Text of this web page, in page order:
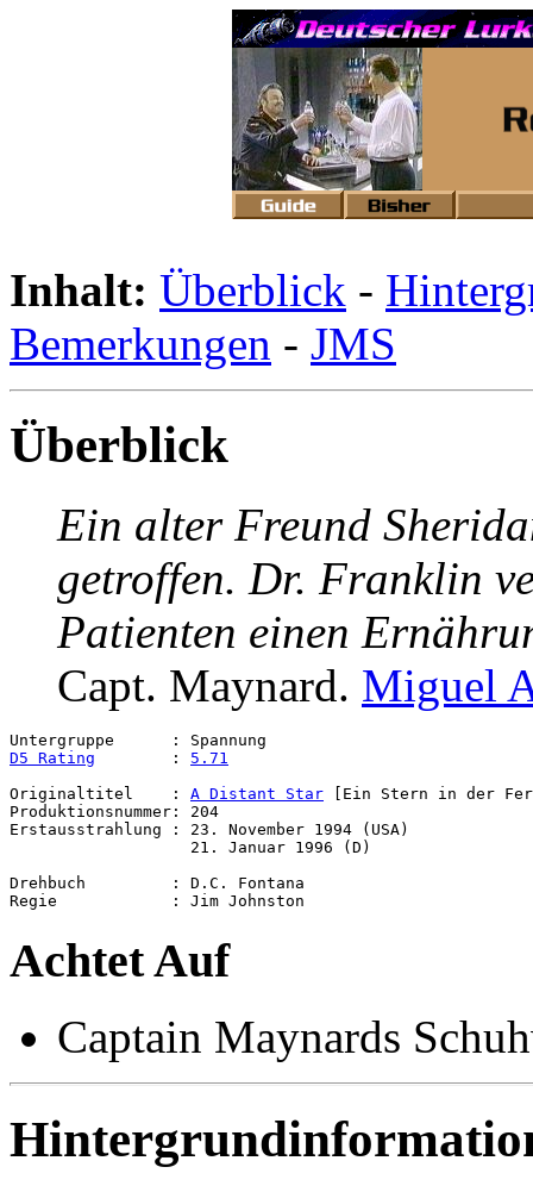
Inhalt: Überblick -
Bemerkungen - JMS
Überblick
Ein alter Freund
getroffen. Dr. Franklin
Patienten einen
Capt. Maynard. Miguel
D5 Rating
        :
5.71
Originaltitel    : A Distant Star [Ein Stern in der
Produktionsnummer: 204
Erstausstrahlung : 23. November 1994 (USA)
                   21. Januar 1996 (D)
Drehbuch         : D.C. Fontana
Achtet Auf
Captain Maynards